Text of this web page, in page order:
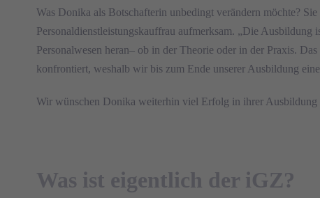
Was Donika als Botschafterin unbedingt verändern möchte?
Personaldienstleistungskauffrau aufmerksam. „Die
Personalwesen heran– ob in der Theorie oder in der Praxis.
konfrontiert, weshalb wir bis zum Ende unserer Ausbildung
Wir wünschen Donika weiterhin viel Erfolg in ihrer
Was ist eigentlich der iGZ?